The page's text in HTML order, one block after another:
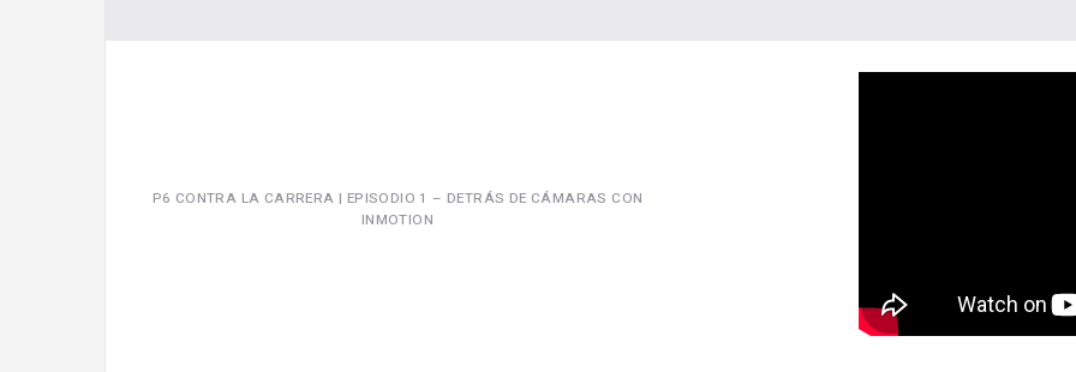
P6 CONTRA LA CARRERA | EPISODIO 1 – DETRÁS DE CÁMARAS CON
INMOTION